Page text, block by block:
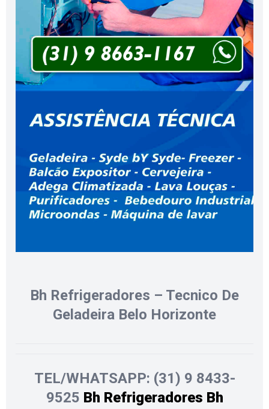
Bh Refrigeradores – Tecnico De
Geladeira Belo Horizonte
TEL/WHATSAPP: (31) 9 8433-
9525 Bh Refrigeradores Bh